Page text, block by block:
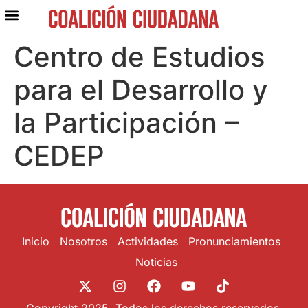
Centro de Estudios
para el Desarrollo y
la Participación –
CEDEP
Inicio Nosotros Actividades
Pronunciamientos
Noticias